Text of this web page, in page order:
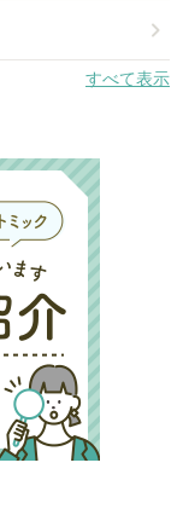
chevron_right
すべて表示